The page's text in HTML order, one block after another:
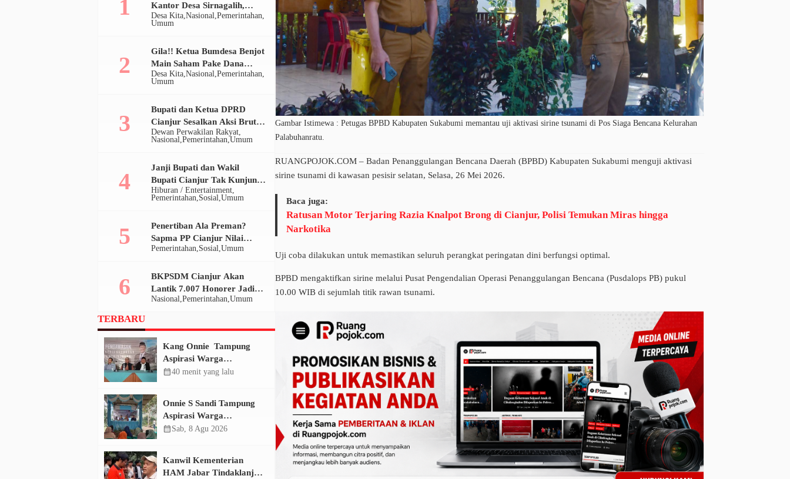
Gambar Istimewa : Petugas BPBD Kabupaten Sukabumi memantau uji aktivasi sirine tsunami di Pos Siaga Bencana Kelurahan
Palabuhanratu.
RUANGPOJOK.COM – Badan Penanggulangan Bencana Daerah (BPBD) Kabupaten Sukabumi menguji aktivasi
sirine tsunami di kawasan pesisir selatan, Selasa, 26 Mei 2026.
Baca juga:
Ratusan Motor Terjaring Razia Knalpot Brong di Cianjur, Polisi Temukan Miras hingga
Narkotika
Uji coba dilakukan untuk memastikan seluruh perangkat peringatan dini berfungsi optimal.
BPBD mengaktifkan sirine melalui Pusat Pengendalian Operasi Penanggulangan Bencana (Pusdalops PB) pukul
10.00 WIB di sejumlah titik rawan tsunami.
Desa Kita Nasional Pemerintahan
Umum
Kantor Desa Sirnagalih,
Pemerintah Bekukan
Desa Kita Nasional Pemerintahan
Umum
Gila!! Ketua Bumdesa Benjot
Main Saham Pake Dana
Desa, Ratusan Juta Disulap
Dewan Perwakilan Rakyat
Nasional Pemerintahan Umum
Bupati dan Ketua DPRD
Cianjur Sesalkan Aksi Brutal
Oknum Satpol PP di Bomero
Hiburan / Entertainment
Pemerintahan Sosial Umum
Janji Bupati dan Wakil
Bupati Cianjur Tak Kunjung
Terpenuhi, Ratusan Massa
Ansor Geruduk Pendopo
Pemerintahan Sosial Umum
Penertiban Ala Preman?
Sapma PP Cianjur Nilai
Satpol PP Tak Manusiawi di
Nasional Pemerintahan Umum
BKPSDM Cianjur Akan
Lantik 7.007 Honorer Jadi
P3K Paruh Waktu pada 20
TERBARU
Kang Onnie Tampung
Aspirasi Warga
Sindangjaya Cipanas,
calendar_month40 menit yang lalu
Onnie S Sandi Tampung
Aspirasi Warga
Cibanteng, Ambulans dan
calendar_month Sab, 8 Agu 2026
Kanwil Kementerian
HAM Jabar Tindaklanjuti